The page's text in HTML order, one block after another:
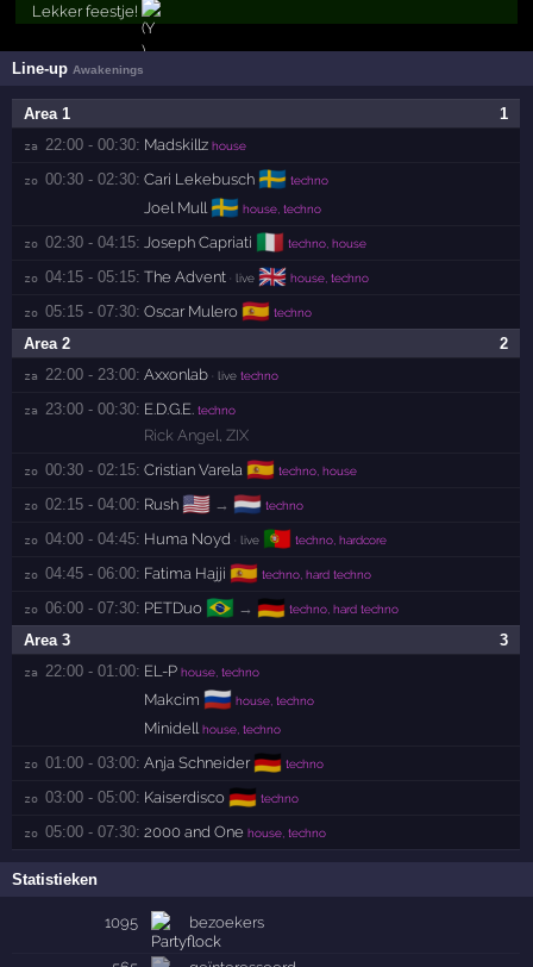
Lekker feestje!
Line-upAwakenings
1
Area 1
za 22:00 - 00:30: Madskillz house
zo 00:30 - 02:30: Cari Lekebusch 🇸🇪 techno
Joel Mull 🇸🇪 house, techno
zo 02:30 - 04:15: Joseph Capriati 🇮🇹 techno, house
zo 04:15 - 05:15: The Advent · live 🇬🇧 house, techno
zo 05:15 - 07:30: Oscar Mulero 🇪🇸 techno
2
Area 2
za 22:00 - 23:00: Axxonlab · live techno
za 23:00 - 00:30: E.D.G.E. techno
Rick Angel ZIX
zo 00:30 - 02:15: Cristian Varela 🇪🇸 techno, house
zo 02:15 - 04:00: Rush 🇺🇸 → 🇳🇱 techno
zo 04:00 - 04:45: Huma Noyd · live 🇵🇹 techno, hardcore
zo 04:45 - 06:00: Fatima Hajji 🇪🇸 techno, hard techno
zo 06:00 - 07:30: PETDuo 🇧🇷 → 🇩🇪 techno, hard techno
3
Area 3
za 22:00 - 01:00: EL-P house, techno
Makcim 🇷🇺 house, techno
Minidell house, techno
zo 01:00 - 03:00: Anja Schneider 🇩🇪 techno
zo 03:00 - 05:00: Kaiserdisco 🇩🇪 techno
zo 05:00 - 07:30: 2000 and One house, techno
Statistieken
1095 bezoekers